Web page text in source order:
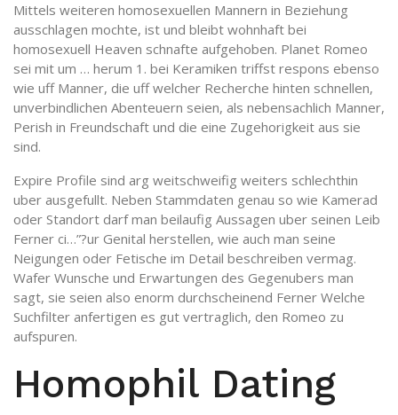
Mittels weiteren homosexuellen Mannern in Beziehung
ausschlagen mochte, ist und bleibt wohnhaft bei
homosexuell Heaven schnafte aufgehoben. Planet Romeo
sei mit um … herum 1. bei Keramiken triffst respons ebenso
wie uff Manner, die uff welcher Recherche hinten schnellen,
unverbindlichen Abenteuern seien, als nebensachlich Manner,
Perish in Freundschaft und die eine Zugehorigkeit aus sie
sind.
Expire Profile sind arg weitschweifig weiters schlechthin
uber ausgefullt. Neben Stammdaten genau so wie Kamerad
oder Standort darf man beilaufig Aussagen uber seinen Leib
Ferner ci…”?ur Genital herstellen, wie auch man seine
Neigungen oder Fetische im Detail beschreiben vermag.
Wafer Wunsche und Erwartungen des Gegenubers man
sagt, sie seien also enorm durchscheinend Ferner Welche
Suchfilter anfertigen es gut vertraglich, den Romeo zu
aufspuren.
Homophil Dating